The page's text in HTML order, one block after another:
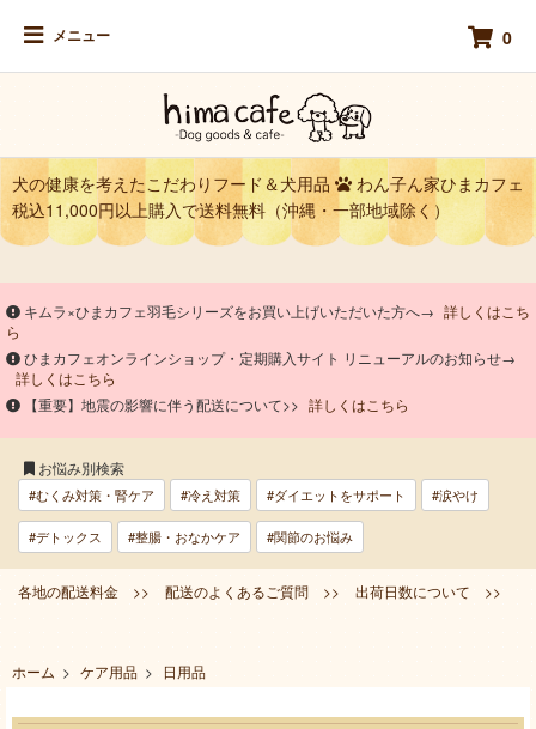
メニュー 0
犬の健康を考えたこだわりフード＆犬用品
わん子ん家ひまカフェ
税込11,000円以上購入で送料無料（沖縄・一部地域除く）
キムラ×ひまカフェ羽毛シリーズをお買い上げいただいた方へ→ 詳しくはこち
ら
ひまカフェオンラインショップ・定期購入サイト リニューアルのお知らせ→
詳しくはこちら
【重要】地震の影響に伴う配送について>> 詳しくはこちら
お悩み別検索
#むくみ対策・腎ケア #冷え対策 #ダイエットをサポート #涙やけ
#デトックス #整腸・おなかケア #関節のお悩み
各地の配送料金 >> 配送のよくあるご質問 >> 出荷日数について >>
ホーム > ケア用品 > 日用品